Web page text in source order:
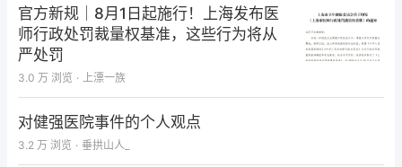
提出“非分”要求。公司有关负责人向我征求意见，从
而，我与这位战友有了第一次电话交流。第一篇论文很
快被接受，他深受鼓舞，随后连续送来数篇论文或临床
科研资料，经过双方积极合作，这些论文陆陆续续被接
受和发表。迄今，他已有5篇与美捷登合作的论文发
表，不仅在医院深得领导赏识和同事羡慕，而且被评为
“市优秀青年研究人员”。更重要的是他成功地申请到各
官方新规｜8月1日起施行！上海发布医
师行政处罚裁量权基准，这些行为将从
严处罚
3.0 万 浏览 · 上漂一族
对健强医院事件的个人观点
3.2 万 浏览 · 垂拱山人_